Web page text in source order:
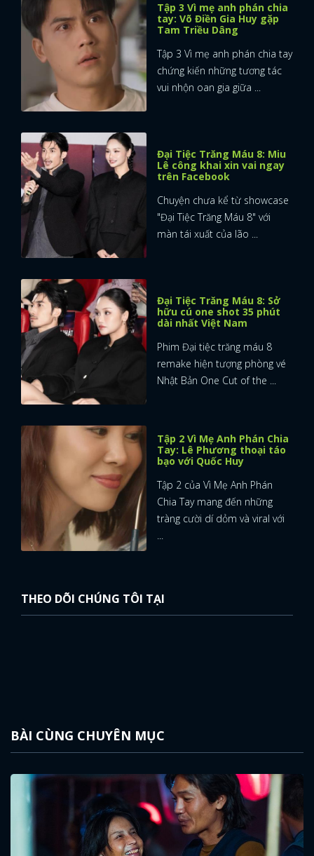
Tập 3 Vì mẹ anh phán chia
tay: Võ Điền Gia Huy gặp
Tam Triều Dâng
Tập 3 Vì mẹ anh phán chia tay
chứng kiến những tương tác
vui nhộn oan gia giữa ...
Đại Tiệc Trăng Máu 8: Miu
Lê công khai xin vai ngay
trên Facebook
Chuyện chưa kể từ showcase
"Đại Tiệc Trăng Máu 8" với
màn tái xuất của lão ...
Đại Tiệc Trăng Máu 8: Sở
hữu cú one shot 35 phút
dài nhất Việt Nam
Phim Đại tiệc trăng máu 8
remake hiện tượng phòng vé
Nhật Bản One Cut of the ...
Tập 2 Vì Mẹ Anh Phán Chia
Tay: Lê Phương thoại táo
bạo với Quốc Huy
Tập 2 của Vì Mẹ Anh Phán
Chia Tay mang đến những
tràng cười dí dỏm và viral với
...
THEO DÕI CHÚNG TÔI TẠI
BÀI CÙNG CHUYÊN MỤC